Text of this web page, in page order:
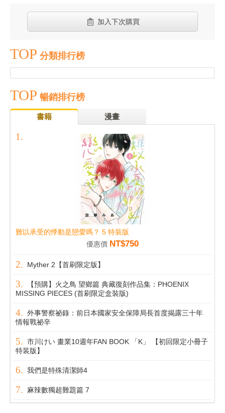
加入下次購買
TOP 分類排行榜
TOP 暢銷排行榜
書籍 漫畫
難以承受的悸動是戀愛嗎？ 5 特裝版
優惠價 NT$750
Myther 2【首刷限定版】
【預購】火之鳥 望鄉篇 典藏復刻作品集：PHOENIX
MISSING PIECES (首刷限定盒裝版)
外事警察祕錄：前日本國家安全保障局長首度揭露三十年
情報戰祕辛
市川けい 畫業10週年FAN BOOK 「K」 【初回限定小冊子
特装版】
我們是特殊清潔師4
麻辣數獨超難題篇 7